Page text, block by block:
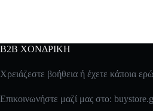
B2B ΧΟΝΔΡΙΚΗ
Χρειάζεστε βοήθεια ή έχετε κάποια
Επικοινωνήστε μαζί μας στο: